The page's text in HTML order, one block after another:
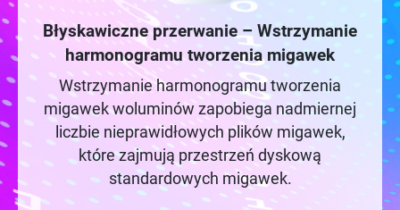
Błyskawiczne przerwanie – Wstrzymanie
harmonogramu tworzenia migawek
Wstrzymanie harmonogramu tworzenia
migawek woluminów zapobiega nadmiernej
liczbie nieprawidłowych plików migawek,
które zajmują przestrzeń dyskową
standardowych migawek.